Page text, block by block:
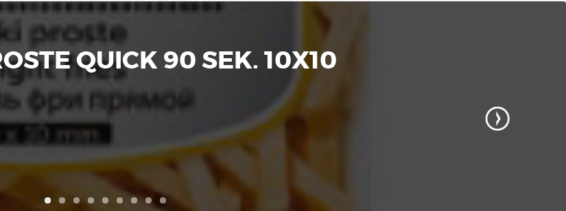
QUICK 90 SEK. 10X10